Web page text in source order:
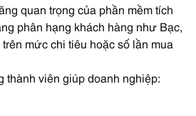
quan trọng của phần mềm tích
phân hạng khách hàng như Bạc,
mức chi tiêu hoặc số lần mua
thành viên giúp doanh nghiệp: